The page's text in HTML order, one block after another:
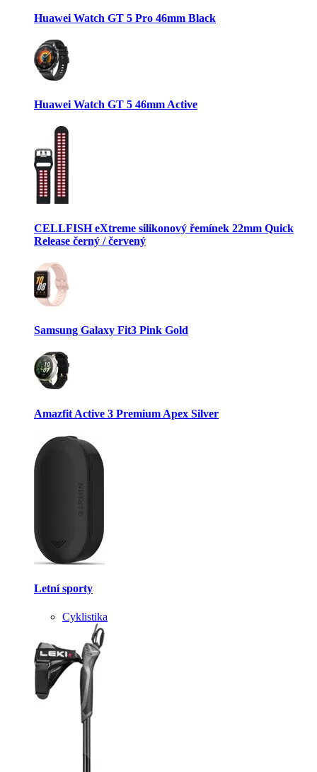
Huawei Watch GT 5 Pro 46mm Black
Huawei Watch GT 5 46mm Active
CELLFISH eXtreme silikonový řemínek 22mm Quick
Release černý / červený
Samsung Galaxy Fit3 Pink Gold
Amazfit Active 3 Premium Apex Silver
Letní sporty
Cyklistika